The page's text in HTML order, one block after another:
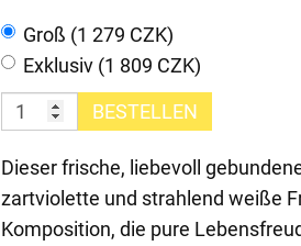
Groß (1 279 CZK)
Exklusiv (1 809 CZK)
BESTELLEN
Dieser frische, liebevoll
zartviolette und strahlend weiße
Komposition, die pure